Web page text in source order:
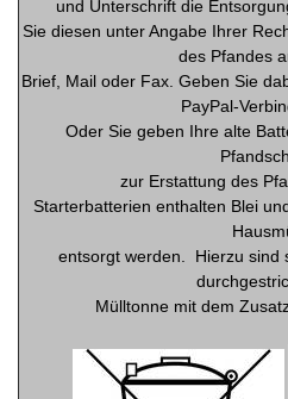
und Unterschrift die
Sie diesen unter Angabe Ihrer
des Pfandes
Brief, Mail oder Fax. Geben Sie
PayPal-
Oder Sie geben Ihre alte
zur Erstattung des
Starterbatterien enthalten Blei
entsorgt werden.
Hierzu sind
Mülltonne mit dem